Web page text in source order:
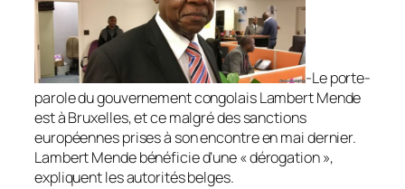
-Le porte-
parole du gouvernement congolais Lambert Mende
est à Bruxelles, et ce malgré des sanctions
européennes prises à son encontre en mai dernier.
Lambert Mende bénéficie d’une « dérogation »,
expliquent les autorités belges.